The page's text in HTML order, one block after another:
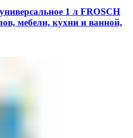
1 л FROSCH
мебели, кухни и ванной,